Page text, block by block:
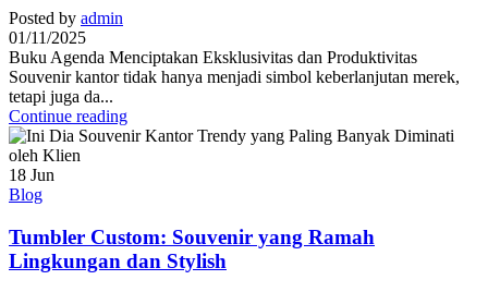
Posted by admin
01/11/2025
Buku Agenda Menciptakan Eksklusivitas dan Produktivitas
Souvenir kantor tidak hanya menjadi simbol keberlanjutan merek,
tetapi juga da...
Continue reading
18 Jun
Blog
Tumbler Custom: Souvenir yang Ramah
Lingkungan dan Stylish